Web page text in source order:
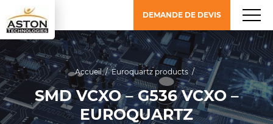
DEMANDE DE DEVIS
Accueil / Euroquartz products /
SMD VCXO – G536 VCXO –
EUROQUARTZ